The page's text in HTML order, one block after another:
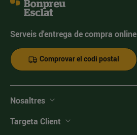
Serveis d'entrega de compra online
Comprovar el codi postal
Nosaltres
Targeta Client